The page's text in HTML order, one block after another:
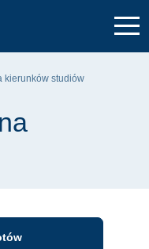
główna
kierunków studiów